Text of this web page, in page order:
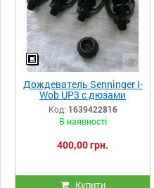
Дождеватель Senninger I-
Wob UP3 с дюзами
Код: 1639422816
В наявності
400,00 грн.
Купити